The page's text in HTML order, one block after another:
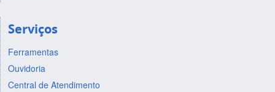
Serviços
Ferramentas
Ouvidoria
Central de Atendimento